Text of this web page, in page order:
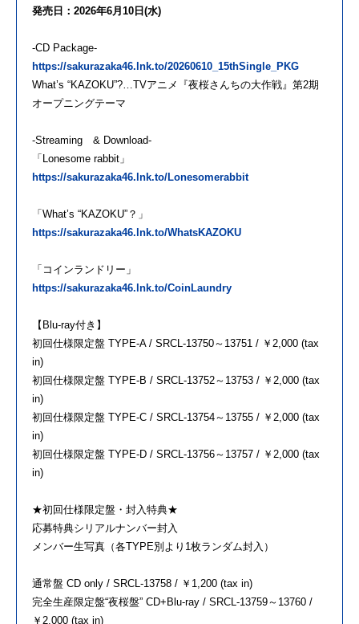
発売日：2026年6月10日(水)
-CD Package-
https://sakurazaka46.lnk.to/20260610_15thSingle_PKG
What’s “KAZOKU”?…TVアニメ『夜桜さんちの大作戦』第2期
オープニングテーマ
-Streaming & Download-
「Lonesome rabbit」
https://sakurazaka46.lnk.to/Lonesomerabbit
「What’s “KAZOKU”？」
https://sakurazaka46.lnk.to/WhatsKAZOKU
「コインランドリー」
https://sakurazaka46.lnk.to/CoinLaundry
【Blu-ray付き】
初回仕様限定盤 TYPE-A / SRCL-13750～13751 / ￥2,000 (tax
in)
初回仕様限定盤 TYPE-B / SRCL-13752～13753 / ￥2,000 (tax
in)
初回仕様限定盤 TYPE-C / SRCL-13754～13755 / ￥2,000 (tax
in)
初回仕様限定盤 TYPE-D / SRCL-13756～13757 / ￥2,000 (tax
in)
★初回仕様限定盤・封入特典★
応募特典シリアルナンバー封入
メンバー生写真（各TYPE別より1枚ランダム封入）
通常盤 CD only / SRCL-13758 / ￥1,200 (tax in)
完全生産限定盤“夜桜盤” CD+Blu-ray / SRCL-13759～13760 /
￥2,000 (tax in)